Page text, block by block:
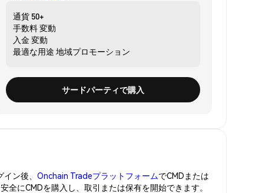
通貨 50+
手数料変動
入金 変動
最適な用途 地域プロモーション
サードパーティで購入
ン後、 Onchain TradeプラットフォームでCMDまたは
にCMDを購入し、取引または保有を開始できます。